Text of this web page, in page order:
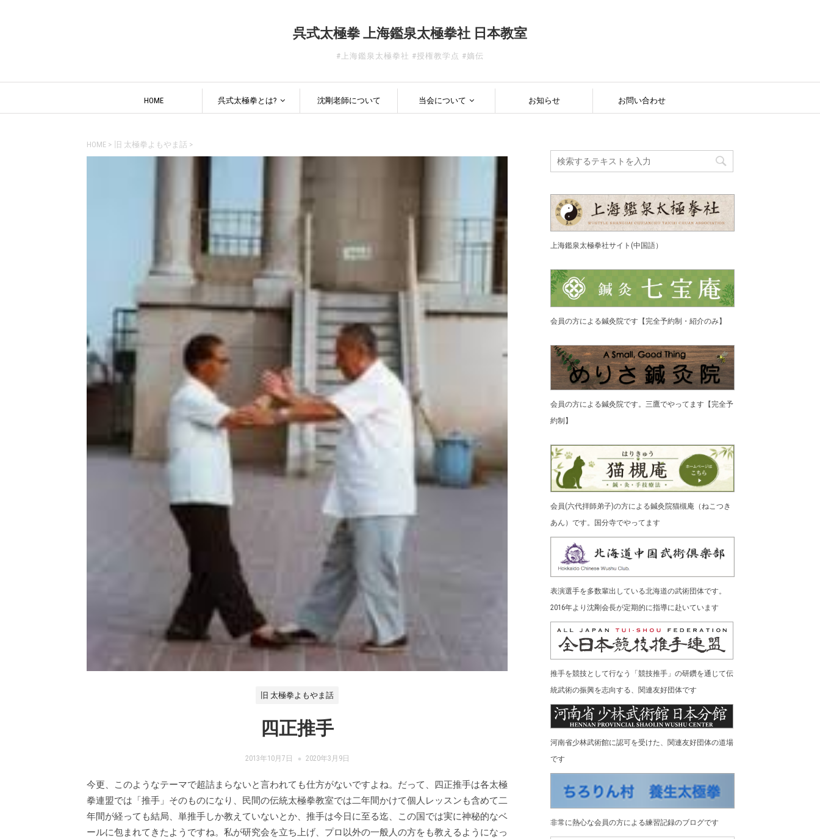
呉式太極拳 上海鑑泉太極拳社 日本教室
#上海鑑泉太極拳社 #授権教学点 #嫡伝
HOME 呉式太極拳とは? 沈剛老師について 当会について お知らせ お問い合わせ
HOME > 旧 太極拳よもやま話 >
旧 太極拳よもやま話
四正推手
2013年10月7日 2020年3月9日
今更、このようなテーマで超詰まらないと言われても仕方がないですよね。だって、四正推手は各太極
拳連盟では「推手」そのものになり、民間の伝統太極拳教室では二年間かけて個人レッスンも含めて二
年間が経っても結局、単推手しか教えていないとか、推手は今日に至る迄、この国では実に神秘的なベ
ールに包まれてきたようですね。私が研究会を立ち上げ、プロ以外の一般人の方をも教えるようになっ
上海鑑泉太極拳社サイト(中国語）
会員の方による鍼灸院です【完全予約制・紹介のみ】
会員の方による鍼灸院です。三鷹でやってます【完全予
約制】
会員(六代拝師弟子)の方による鍼灸院猫槻庵（ねこつき
あん）です。国分寺でやってます
表演選手を多数輩出している北海道の武術団体です。
2016年より沈剛会長が定期的に指導に赴いています
推手を競技として行なう「競技推手」の研鑽を通じて伝
統武術の振興を志向する、関連友好団体です
河南省少林武術館に認可を受けた、関連友好団体の道場
です
非常に熱心な会員の方による練習記録のブログです